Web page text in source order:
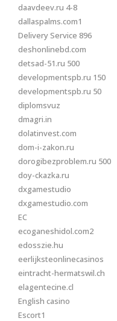
daavdeev.ru 4-8
dallaspalms.com1
Delivery Service 896
deshonlinebd.com
detsad-51.ru 500
developmentspb.ru 150
developmentspb.ru 50
diplomsvuz
dmagri.in
dolatinvest.com
dom-i-zakon.ru
dorogibezproblem.ru 500
doy-ckazka.ru
dxgamestudio
dxgamestudio.com
EC
ecoganeshidol.com2
edosszie.hu
eerlijksteonlinecasinos
eintracht-hermatswil.ch
elagentecine.cl
English casino
Escort1